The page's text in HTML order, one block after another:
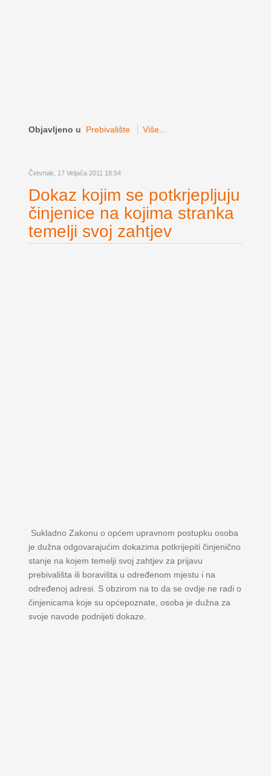
Objavljeno u Prebivalište Više...
Četvrtak, 17 Veljača 2011 18:54
Dokaz kojim se potkrjepljuju
činjenice na kojima stranka
temelji svoj zahtjev
Sukladno Zakonu o općem upravnom postupku osoba
je dužna odgovarajućim dokazima potkrijepiti činjenično
stanje na kojem temelji svoj zahtjev za prijavu
prebivališta ili boravišta u određenom mjestu i na
određenoj adresi. S obzirom na to da se ovdje ne radi o
činjenicama koje su općepoznate, osoba je dužna za
svoje navode podnijeti dokaze.